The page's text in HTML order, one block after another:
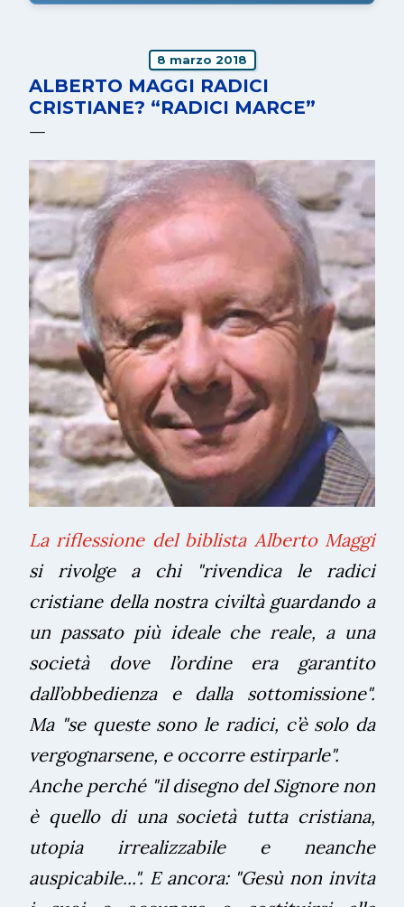
8 marzo 2018
ALBERTO MAGGI RADICI
CRISTIANE? “RADICI MARCE”
La riflessione del biblista Alberto Maggi
si rivolge a chi "rivendica le radici
cristiane della nostra civiltà guardando a
un passato più ideale che reale, a una
società dove l’ordine era garantito
dall’obbedienza e dalla sottomissione".
Ma "se queste sono le radici, c’è solo da
vergognarsene, e occorre estirparle".
Anche perché "il disegno del Signore non
è quello di una società tutta cristiana,
utopia irrealizzabile e neanche
auspicabile...". E ancora: "Gesù non invita